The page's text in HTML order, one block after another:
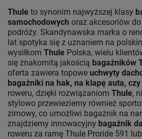
Thule to synonim najwyższej klasy
samochodowych oraz akcesoriów
podróży. Skandynawska marka o
lat spotyka się z uznaniem na
wysiłkom Thule Polska, wielu
się znakomitą jakością bagażników
oferta zawiera topowe uchwyty
bagażniki na hak, na klapę auta,
roweru, dzięki rozwiązaniom Thule,
stylowo przewieziemy również
zimowy, co umożliwi bagażnik na
znajdziemy innowacyjny bagażnik
roweru za ramę Thule Proride 591